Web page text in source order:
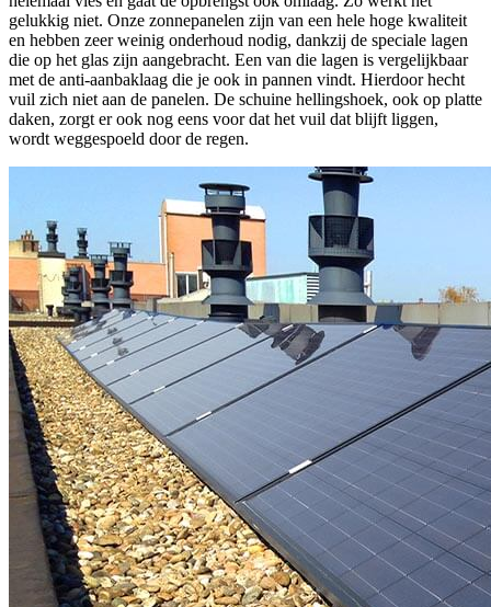
gelukkig niet. Onze zonnepanelen zijn van een hele hoge kwaliteit
en hebben zeer weinig onderhoud nodig, dankzij de speciale lagen
die op het glas zijn aangebracht. Een van die lagen is vergelijkbaar
met de anti-aanbaklaag die je ook in pannen vindt. Hierdoor hecht
vuil zich niet aan de panelen. De schuine hellingshoek, ook op platte
daken, zorgt er ook nog eens voor dat het vuil dat blijft liggen,
wordt weggespoeld door de regen.